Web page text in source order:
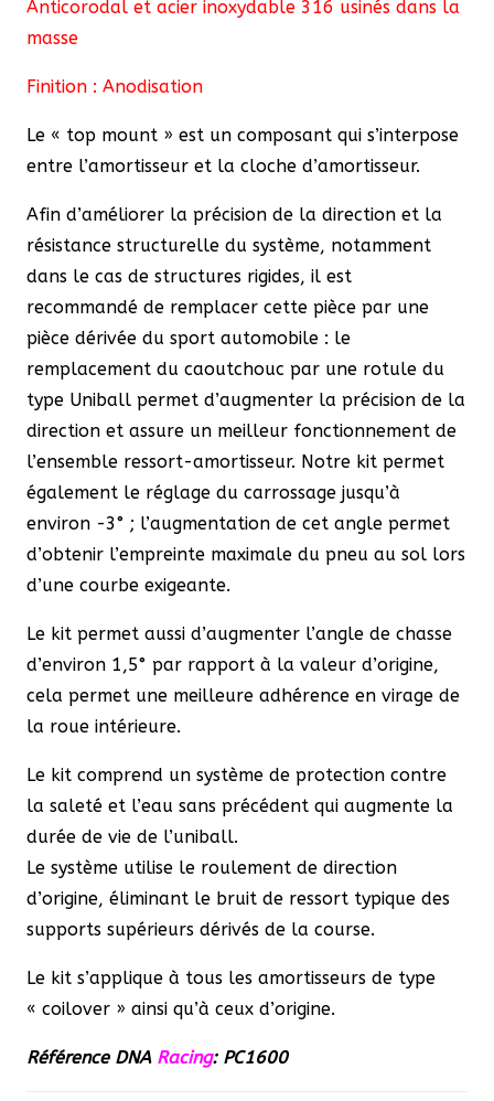
Anticorodal et acier inoxydable 316 usinés dans la
masse
Finition : Anodisation
Le « top mount » est un composant qui s’interpose
entre l’amortisseur et la cloche d’amortisseur.
Afin d’améliorer la précision de la direction et la
résistance structurelle du système, notamment
dans le cas de structures rigides, il est
recommandé de remplacer cette pièce par une
pièce dérivée du sport automobile : le
remplacement du caoutchouc par une rotule du
type Uniball permet d’augmenter la précision de la
direction et assure un meilleur fonctionnement de
l’ensemble ressort-amortisseur. Notre kit permet
également le réglage du carrossage jusqu’à
environ -3° ; l’augmentation de cet angle permet
d’obtenir l’empreinte maximale du pneu au sol lors
d’une courbe exigeante.
Le kit permet aussi d’augmenter l’angle de chasse
d’environ 1,5° par rapport à la valeur d’origine,
cela permet une meilleure adhérence en virage de
la roue intérieure.
Le kit comprend un système de protection contre
la saleté et l’eau sans précédent qui augmente la
durée de vie de l’uniball.
Le système utilise le roulement de direction
d’origine, éliminant le bruit de ressort typique des
supports supérieurs dérivés de la course.
Le kit s’applique à tous les amortisseurs de type
« coilover » ainsi qu’à ceux d’origine.
Référence DNA Racing: PC1600